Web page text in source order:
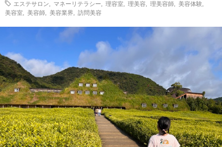
ル
会
エ
コ・
容
HAIR-
DO
在
施
設
エステサロン
マネーリテラシー 理容室 理美容 理美容師 美容体験
美容室
美容師 美容業界 訪問美容